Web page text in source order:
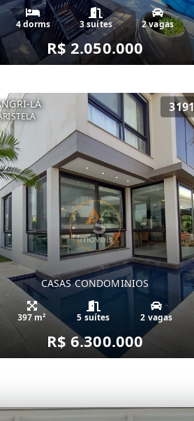
4 dorms 3 suítes 2 vagas
R$ 2.050.000
LÁ 3191
CASAS CONDOMINIOS
397 m² 5 suítes 2 vagas
R$ 6.300.000